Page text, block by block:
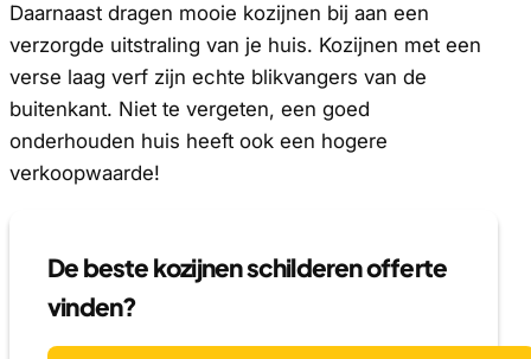
Daarnaast dragen mooie kozijnen bij aan een
verzorgde uitstraling van je huis. Kozijnen met een
verse laag verf zijn echte blikvangers van de
buitenkant. Niet te vergeten, een goed
onderhouden huis heeft ook een hogere
verkoopwaarde!
De beste kozijnen schilderen offerte
vinden?